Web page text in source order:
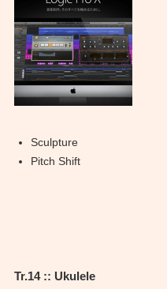
Sculpture
Pitch Shift
Tr.14 :: Ukulele